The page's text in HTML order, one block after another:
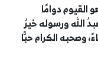
القيوم دوامًا
الله ورسوله خيرُ
وصحبه الكرام حبًّا